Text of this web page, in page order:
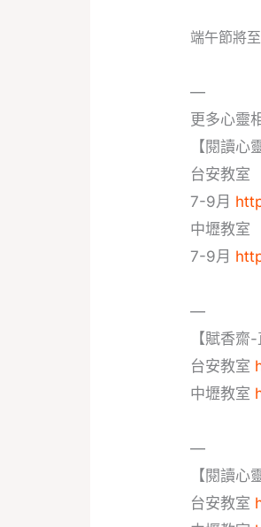
端午節將
—
更多心靈
【閱讀心
台安教室
7-9月
中壢教室
7-9月
—
【賦香齋
台安教室
中壢教室
—
【閱讀心
台安教室